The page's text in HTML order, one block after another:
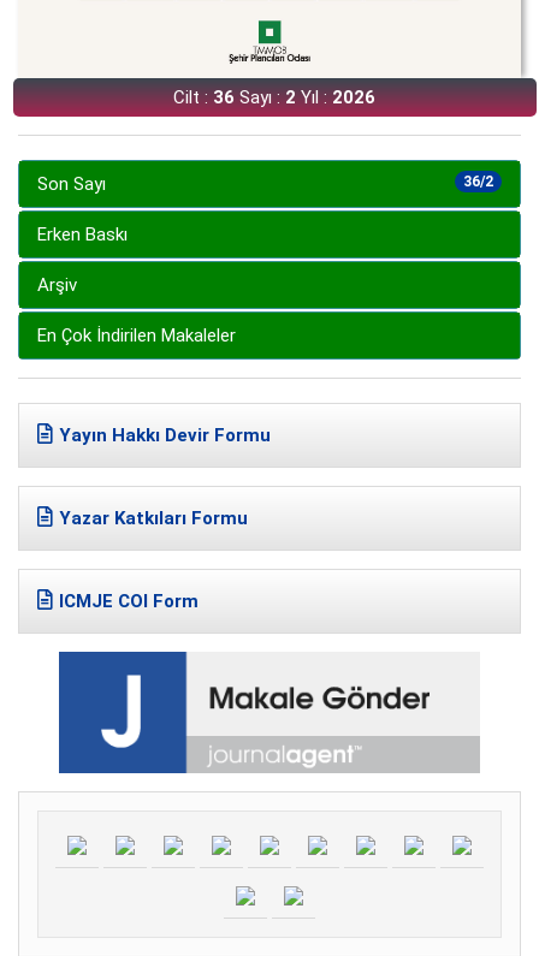
Cilt :36Sayı :2Yıl :2026
36/2
Son Sayı
Erken Baskı
Arşiv
En Çok İndirilen Makaleler
Yayın Hakkı Devir Formu
Yazar Katkıları Formu
ICMJE COI Form